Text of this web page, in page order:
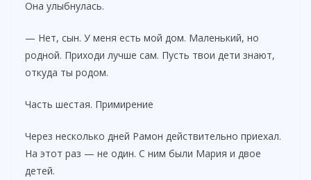
Она улыбнулась.
— Нет, сын. У меня есть мой дом. Маленький, но
родной. Приходи лучше сам. Пусть твои дети знают,
откуда ты родом.
Часть шестая. Примирение
Через несколько дней Рамон действительно приехал.
На этот раз — не один. С ним были Мария и двое
детей.